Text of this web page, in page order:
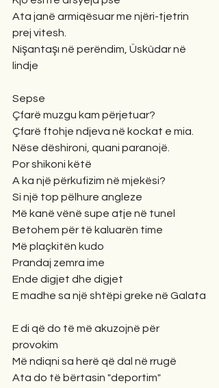
Ata janë armiqësuar me njëri-tjetrin
prej vitesh.
Nişantaşı në perëndim, Üsküdar në
lindje
Sepse
Çfarë muzgu kam përjetuar?
Çfarë ftohje ndjeva në kockat e mia.
Nëse dëshironi, quani paranojë.
Por shikoni këtë
A ka një përkufizim në mjekësi?
Si një top pëlhure angleze
Më kanë vënë supe atje në tunel
Betohem për të kaluarën time
Më plaçkitën kudo
Prandaj zemra ime
Ende digjet dhe digjet
E madhe sa një shtëpi greke në Galata
E di që do të më akuzojnë për
provokim
Më ndiqni sa herë që dal në rrugë
Ata do të bërtasin "deportim"